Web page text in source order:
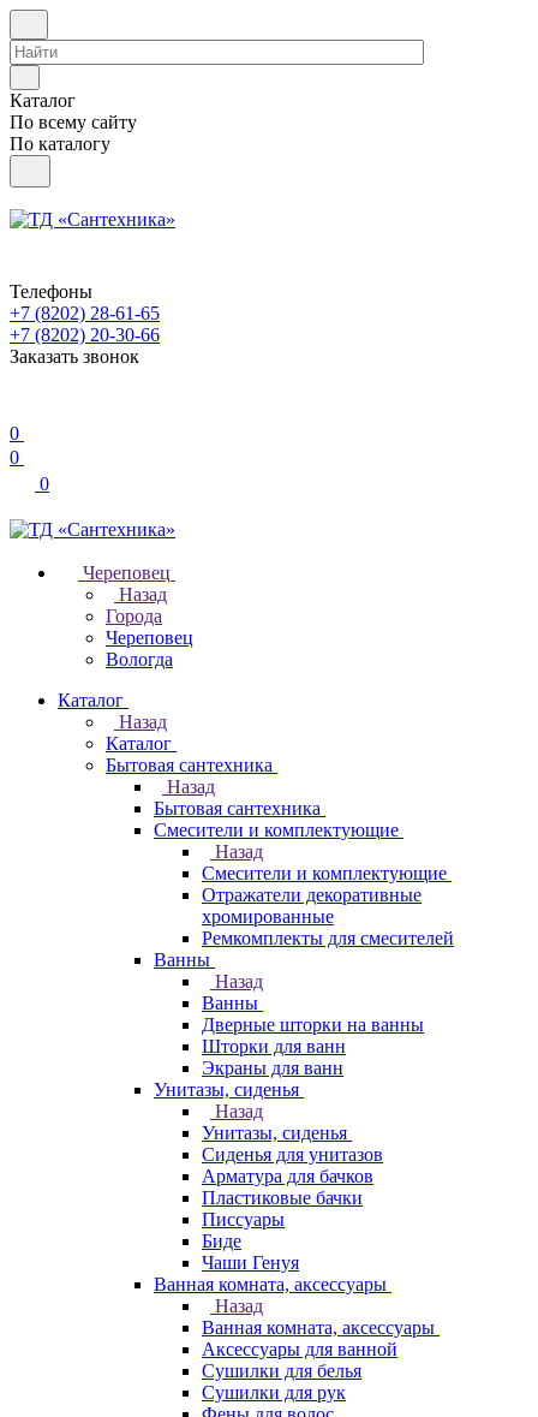
Каталог
По всему сайту
По каталогу
Телефоны
+7 (8202) 28‑61-65
+7 (8202) 20‑30-66
Заказать звонок
0
0
0
Череповец
Назад
Города
Череповец
Вологда
Каталог
Назад
Каталог
Бытовая сантехника
Назад
Бытовая сантехника
Смесители и комплектующие
Назад
Смесители и комплектующие
Отражатели декоративные
хромированные
Ремкомплекты для смесителей
Ванны
Назад
Ванны
Дверные шторки на ванны
Шторки для ванн
Экраны для ванн
Унитазы, сиденья
Назад
Унитазы, сиденья
Сиденья для унитазов
Арматура для бачков
Пластиковые бачки
Писсуары
Биде
Чаши Генуя
Ванная комната, аксессуары
Назад
Ванная комната, аксессуары
Аксессуары для ванной
Сушилки для белья
Сушилки для рук